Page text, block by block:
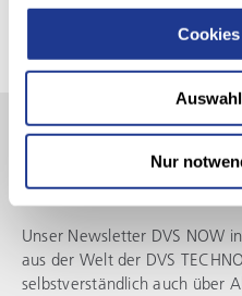
Nur
Sie informiert!
Unser Newsletter DVS NOW
aus der Welt der DVS
selbstverständlich auch über